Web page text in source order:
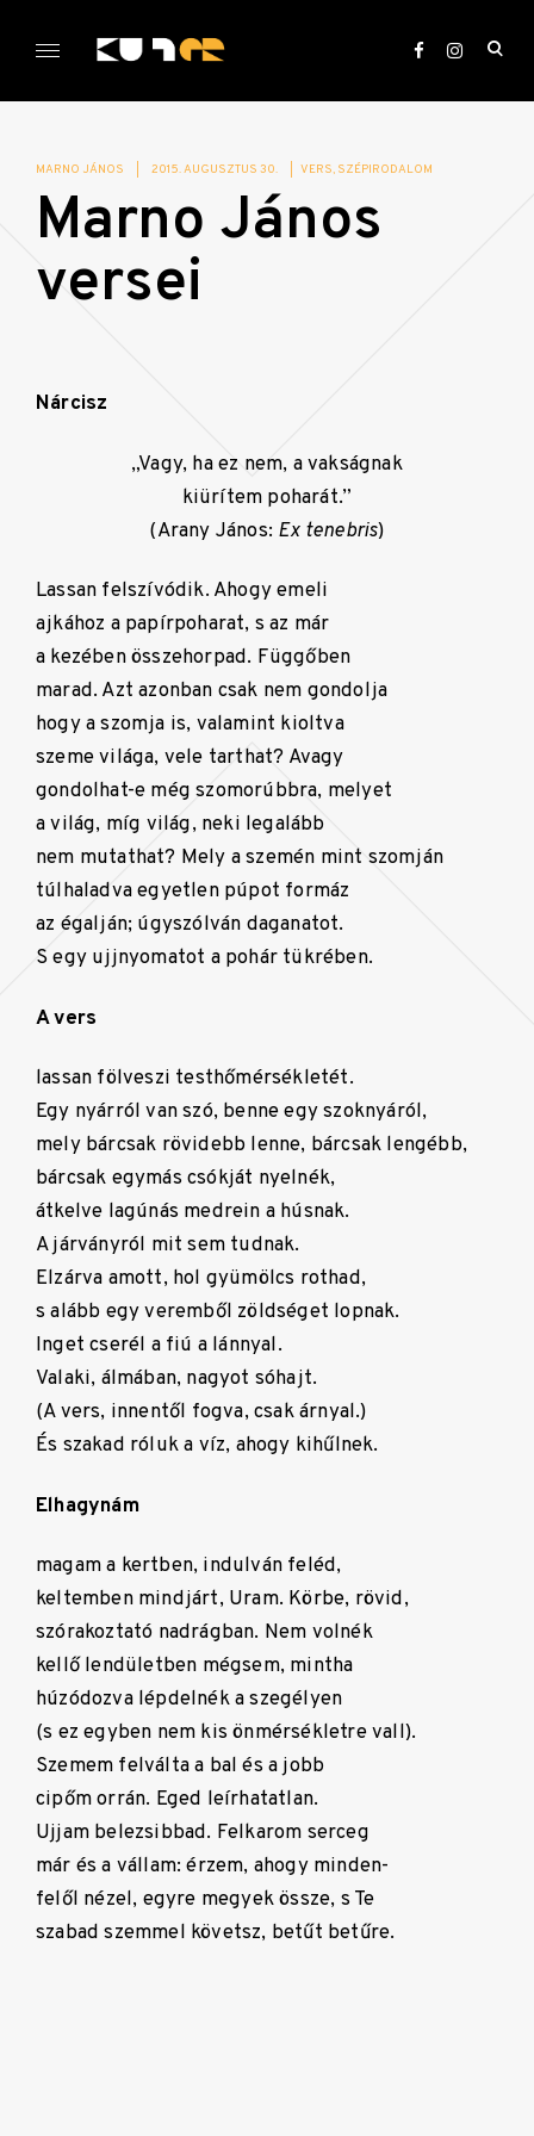
KULTer.hu
MARNO JÁNOS 2015. AUGUSZTUS 30. VERS SZÉPIRODALOM
Marno János
versei
Nárcisz
„Vagy, ha ez nem, a vakságnak
kiürítem poharát.”
(Arany János: Ex tenebris)
Lassan felszívódik. Ahogy emeli
ajkához a papírpoharat, s az már
a kezében összehorpad. Függőben
marad. Azt azonban csak nem gondolja
hogy a szomja is, valamint kioltva
szeme világa, vele tarthat? Avagy
gondolhat-e még szomorúbbra, melyet
a világ, míg világ, neki legalább
nem mutathat? Mely a szemén mint szomján
túlhaladva egyetlen púpot formáz
az égalján; úgyszólván daganatot.
S egy ujjnyomatot a pohár tükrében.
A vers
lassan fölveszi testhőmérsékletét.
Egy nyárról van szó, benne egy szoknyáról,
mely bárcsak rövidebb lenne, bárcsak lengébb,
bárcsak egymás csókját nyelnék,
átkelve lagúnás medrein a húsnak.
A járványról mit sem tudnak.
Elzárva amott, hol gyümölcs rothad,
s alább egy veremből zöldséget lopnak.
Inget cserél a fiú a lánnyal.
Valaki, álmában, nagyot sóhajt.
(A vers, innentől fogva, csak árnyal.)
És szakad róluk a víz, ahogy kihűlnek.
Elhagynám
magam a kertben, indulván feléd,
keltemben mindjárt, Uram. Körbe, rövid,
szórakoztató nadrágban. Nem volnék
kellő lendületben mégsem, mintha
húzódozva lépdelnék a szegélyen
(s ez egyben nem kis önmérsékletre vall).
Szemem felválta a bal és a jobb
cipőm orrán. Eged leírhatatlan.
Ujjam belezsibbad. Felkarom serceg
már és a vállam: érzem, ahogy minden-
felől nézel, egyre megyek össze, s Te
szabad szemmel követsz, betűt betűre.